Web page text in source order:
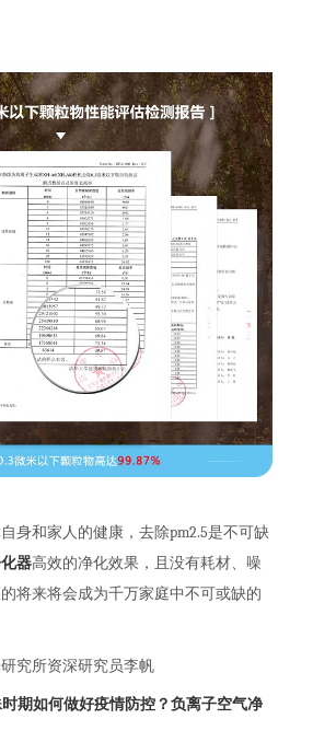
身和家人的健康，去除pm2.5是不可缺
器高效的净化效果，且没有耗材、噪
将来将会成为千万家庭中不可或缺的
究所资深研究员李帆
期如何做好疫情防控？负离子空气净